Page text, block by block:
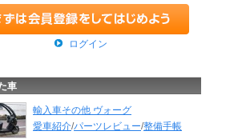
ログイン
車
輸入車その他 ヴォーグ
愛車紹介/パーツレビュー/整備手帳